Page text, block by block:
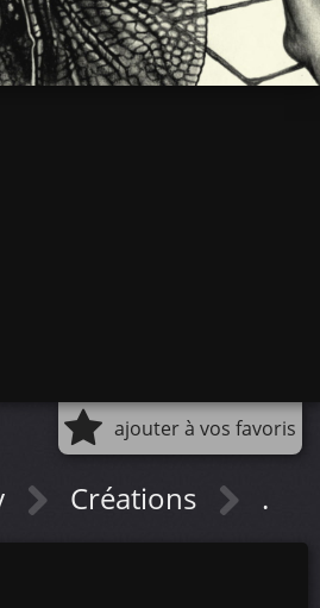
ajouter à vos favoris
Créations .